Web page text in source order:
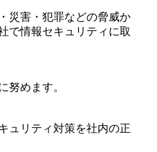
災害・犯罪などの脅威か
で情報セキュリティに取
努めます。
ュリティ対策を社内の正